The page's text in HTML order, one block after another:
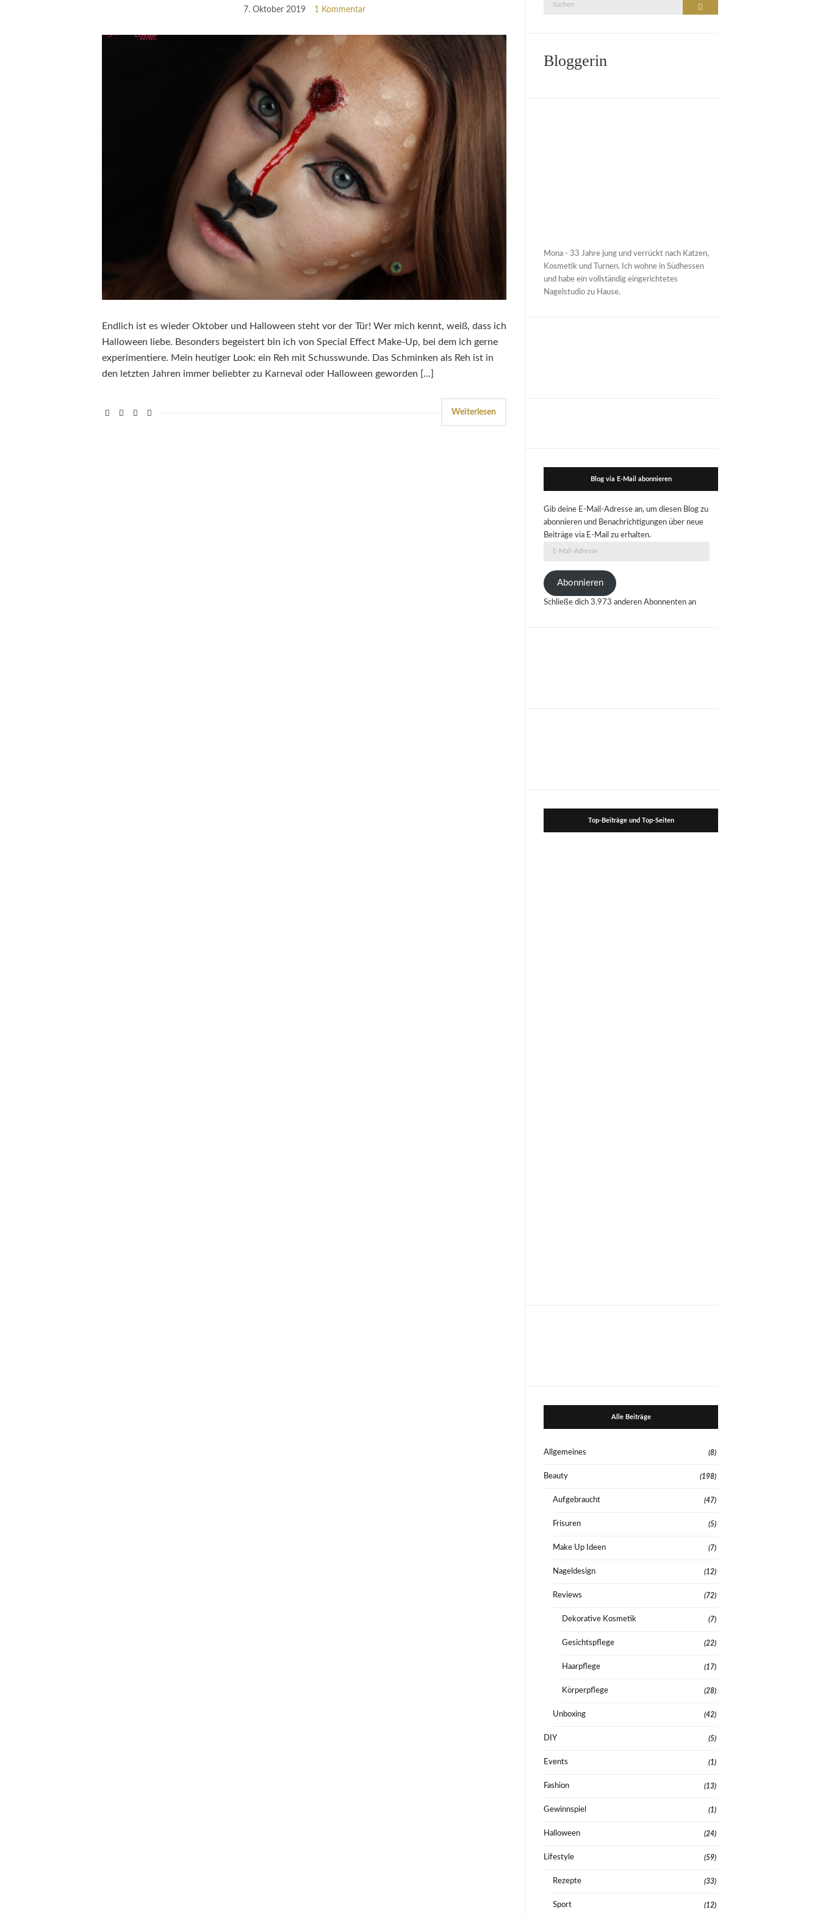
7. Oktober 2019 1 Kommentar
Endlich ist es wieder Oktober und Halloween steht vor der Tür! Wer mich kennt, weiß, dass ich
Halloween liebe. Besonders begeistert bin ich von Special Effect Make-Up, bei dem ich gerne
experimentiere. Mein heutiger Look: ein Reh mit Schusswunde. Das Schminken als Reh ist in
den letzten Jahren immer beliebter zu Karneval oder Halloween geworden […]
Weiterlesen
Suchen
Bloggerin
Mona - 33 Jahre jung und verrückt nach Katzen,
Kosmetik und Turnen. Ich wohne in Südhessen
und habe ein vollständig eingerichtetes
Nagelstudio zu Hause.
Blog via E-Mail abonnieren
Gib deine E-Mail-Adresse an, um diesen Blog zu
abonnieren und Benachrichtigungen über neue
Beiträge via E-Mail zu erhalten.
Adresse
Abonnieren
Schließe dich 3.973 anderen Abonnenten an
Top-Beiträge und Top-Seiten
Alle Beiträge
Allgemeines (8)
Beauty (198)
Aufgebraucht (47)
Frisuren (5)
Make Up Ideen (7)
Nageldesign (12)
Reviews (72)
Dekorative Kosmetik (7)
Gesichtspflege (22)
Haarpflege (17)
Körperpflege (28)
Unboxing (42)
DIY (5)
Events (1)
Fashion (13)
Gewinnspiel (1)
Halloween (24)
Lifestyle (59)
Rezepte (33)
Sport (12)